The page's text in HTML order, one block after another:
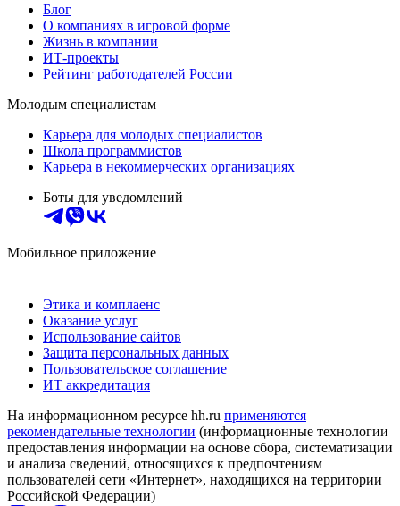
Блог
О компаниях в игровой форме
Жизнь в компании
ИТ-проекты
Рейтинг работодателей России
Молодым специалистам
Карьера для молодых специалистов
Школа программистов
Карьера в некоммерческих организациях
Боты для уведомлений
Мобильное приложение
Этика и комплаенс
Оказание услуг
Использование сайтов
Защита персональных данных
Пользовательское соглашение
ИТ аккредитация
На информационном ресурсе hh.ru применяются
рекомендательные технологии (информационные технологии
предоставления информации на основе сбора, систематизации
и анализа сведений, относящихся к предпочтениям
пользователей сети «Интернет», находящихся на территории
Российской Федерации)